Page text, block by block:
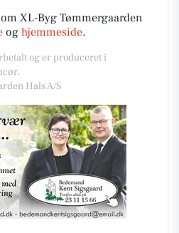
XL-Byg Tømmergaarden
og hjemmeside.
og er produceret i
Hals A/S